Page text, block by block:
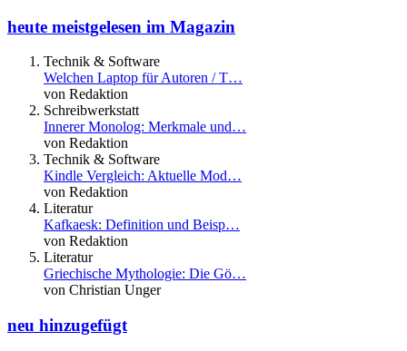
heute meistgelesen im Magazin
Technik & Software
Welchen Laptop für Autoren / T…
von Redaktion
Schreibwerkstatt
Innerer Monolog: Merkmale und…
von Redaktion
Technik & Software
Kindle Vergleich: Aktuelle Mod…
von Redaktion
Literatur
Kafkaesk: Definition und Beisp…
von Redaktion
Literatur
Griechische Mythologie: Die Gö…
von Christian Unger
neu hinzugefügt